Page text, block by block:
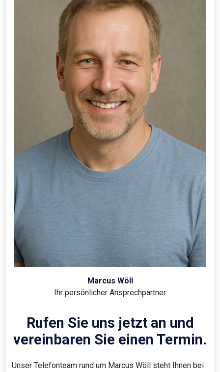
Marcus Wöll
Ihr persönlicher Ansprechpartner
Rufen Sie uns jetzt an und
vereinbaren Sie einen Termin.
Unser Telefonteam rund um Marcus Wöll steht Ihnen bei